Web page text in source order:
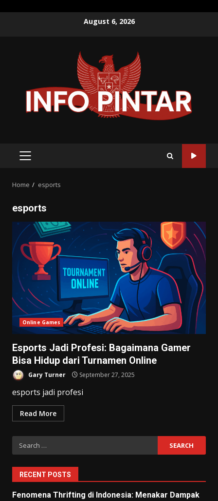
August 6, 2026
PRIMARY
Home esports
esports
Online Games
Esports Jadi Profesi: Bagaimana Gamer
Bisa Hidup dari Turnamen Online
Gary Turner September 27, 2025
esports jadi profesi
Read More
Search
for:
RECENT POSTS
Fenomena Thrifting di Indonesia: Menakar Dampak